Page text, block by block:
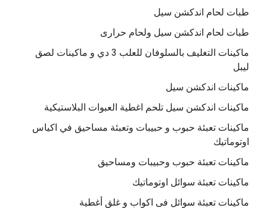
طبات لحام اندكشن سيل
طبات لحام اندكشن سيل ولحام حرارى
ماكينات التغليف بالسلوفان للعلب 3 دي و ماكينات لصق
ليبل
ماكينات اندكشن سيل
ماكينات اندكشن سيل تلحم اغطية العبوات البلاستيكية
ماكينات تعبئة حبوب و حبيبات وتعبئة مساحيق في اكياس
اوتوماتيك
ماكينات تعبئة حبوب وحبيبات ومساحيق
ماكينات تعبئة سوائل اوتوماتيك
ماكينات تعبئة سوائل فى اكواب و غلق أغطية